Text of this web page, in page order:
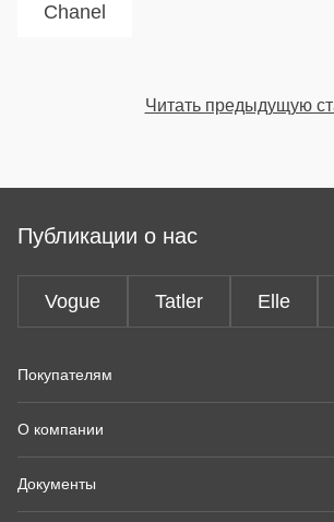
Chanel
Читать предыдущую
Публикации о нас
Vogue Tatler Elle
Покупателям
О компании
Документы